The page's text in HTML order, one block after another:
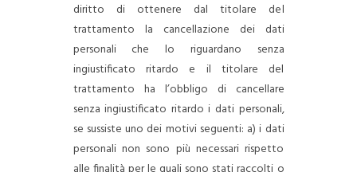
diritto di ottenere dal titolare del
trattamento la cancellazione dei dati
personali che lo riguardano senza
ingiustificato ritardo e il titolare del
trattamento ha l’obbligo di cancellare
senza ingiustificato ritardo i dati personali,
se sussiste uno dei motivi seguenti: a) i dati
personali non sono più necessari rispetto